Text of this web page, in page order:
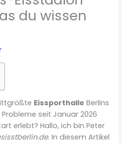
du wissen
Eissporthalle Berlins
seit Januar 2026
erlebt? Hallo, ich bin Peter
. In diesem Artikel